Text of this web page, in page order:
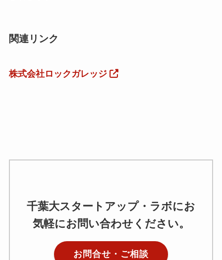
関連リンク
株式会社ロックガレッジ
千葉大スタートアップ・ラボにお
気軽にお問い合わせください。
お問合せ・ご相談